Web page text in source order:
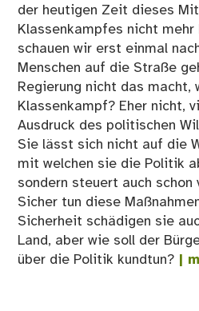
der heutigen Zeit dieses
Klassenkampfes nicht mehr
schauen wir erst einmal
Menschen auf die Straße
Regierung nicht das
Klassenkampf? Eher nicht,
Ausdruck des politischen
Sie lässt sich nicht auf die
mit welchen sie die Politik
sondern steuert auch schon
Sicher tun diese
Sicherheit schädigen sie
Land, aber wie soll der
über die Politik kundtun? |